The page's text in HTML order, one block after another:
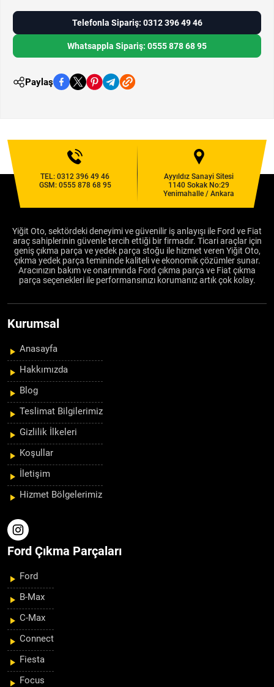
Telefonla Sipariş: 0312 396 49 46
Whatsappla Sipariş: 0555 878 68 95
Paylaş
TEL:0312 396 49 46
GSM: 0555 878 68 95
Ayyıldız Sanayi Sitesi
1140 Sokak No:29
Yenimahalle / Ankara
Yiğit Oto, sektördeki deneyimi ve güvenilir iş anlayışı ile Ford ve Fiat
araç sahiplerinin güvenle tercih ettiği bir firmadır. Ticari araçlar için
geniş çıkma parça ve yedek parça stoğu ile hizmet veren Yiğit Oto,
çıkma yedek parça temininde kaliteli ve ekonomik çözümler sunar.
Aracınızın bakım ve onarımında Ford çıkma parça ve Fiat çıkma
parça seçenekleri ile performansınızı korumanız artık çok kolay.
Kurumsal
Anasayfa
Hakkımızda
Blog
Teslimat Bilgilerimiz
Gizlilik İlkeleri
Koşullar
İletişim
Hizmet Bölgelerimiz
Ford Çıkma Parçaları
Ford
B-Max
C-Max
Connect
Fiesta
Focus